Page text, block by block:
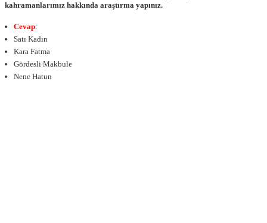
kahramanlarımız hakkında araştırma yapınız.
Cevap:
Satı Kadın
Kara Fatma
Gördesli Makbule
Nene Hatun